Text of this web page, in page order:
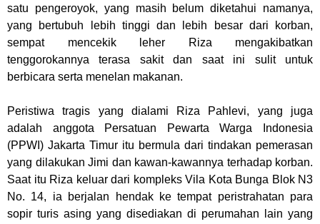
satu pengeroyok, yang masih belum diketahui namanya,
yang bertubuh lebih tinggi dan lebih besar dari korban,
sempat mencekik leher Riza mengakibatkan
tenggorokannya terasa sakit dan saat ini sulit untuk
berbicara serta menelan makanan.
Peristiwa tragis yang dialami Riza Pahlevi, yang juga
adalah anggota Persatuan Pewarta Warga Indonesia
(PPWI) Jakarta Timur itu bermula dari tindakan pemerasan
yang dilakukan Jimi dan kawan-kawannya terhadap korban.
Saat itu Riza keluar dari kompleks Vila Kota Bunga Blok N3
No. 14, ia berjalan hendak ke tempat peristrahatan para
sopir turis asing yang disediakan di perumahan lain yang